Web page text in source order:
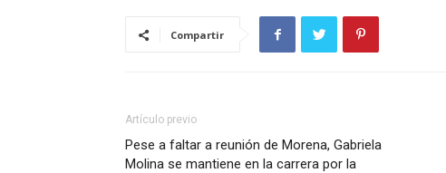
Compartir
Artículo previo
Pese a faltar a reunión de Morena, Gabriela
Molina se mantiene en la carrera por la